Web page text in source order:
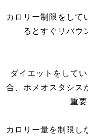
カロリー制限をして
るとすぐリバウ
ダイエットをして
合、ホメオスタシス
重
カロリー量を制限し